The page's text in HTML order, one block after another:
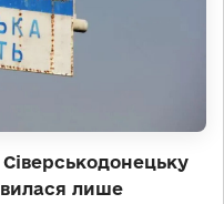
лише